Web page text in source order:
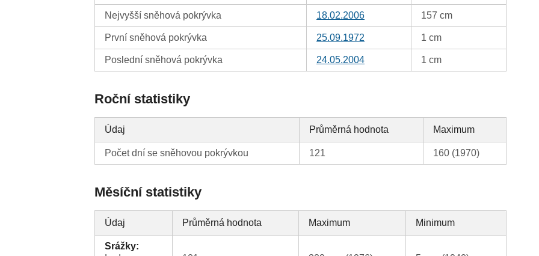
Nejvyšší sněhová pokrývka 18.02.2006 157 cm
První sněhová pokrývka 25.09.1972 1 cm
Poslední sněhová pokrývka 24.05.2004 1 cm
Roční statistiky
Údaj Průměrná hodnota Maximum
Počet dní se sněhovou pokrývkou 121 160 (1970)
Měsíční statistiky
Údaj Průměrná hodnota Maximum Minimum
Srážky: